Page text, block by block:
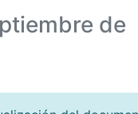
de